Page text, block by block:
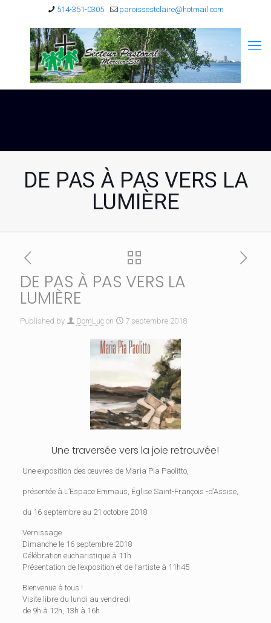
514-351-0305 paroissestclaire@hotmail.com
DE PAS À PAS VERS LA
LUMIÈRE
DE PAS À PAS VERS LA
LUMIÈRE
Published by DomLuc on 7 septembre 2018
Une traversée vers la joie retrouvée!
Une exposition des œuvres de Maria Pia Paolitto,
présentée à L’Espace Emmaüs, Église Saint-François -d’Assise,
du 16 septembre au 21 octobre 2018
Vernissage
Dimanche le 16 septembre 2018
Célébration eucharistique à 11h
Présentation de l’exposition et de l’artiste à 11h45
Bienvenue à tous !
Visite libre du lundi au vendredi
de 9h à 12h, 13h à 16h